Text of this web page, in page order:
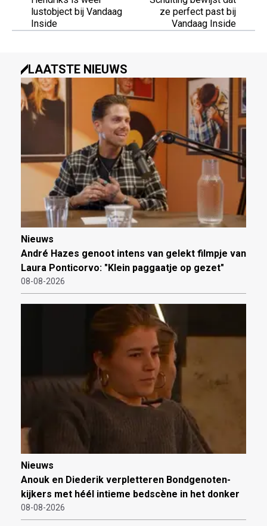
lustobject bij Vandaag
Inside
ze perfect past bij
Vandaag Inside
LAATSTE NIEUWS
Nieuws
André Hazes genoot intens van gelekt filmpje van
Laura Ponticorvo: "Klein paggaatje op gezet"
08-08-2026
Nieuws
Anouk en Diederik verpletteren Bondgenoten-
kijkers met héél intieme bedscène in het donker
08-08-2026